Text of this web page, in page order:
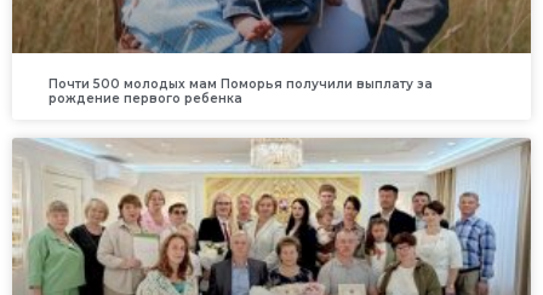
Почти 500 молодых мам Поморья получили выплату за
рождение первого ребенка